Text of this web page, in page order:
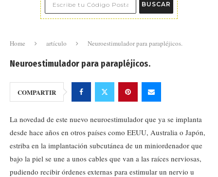
BUSCAR
Home artículo Neuroestimulador para parapléjicos.
Neuroestimulador para parapléjicos.
COMPARTIR
La novedad de este nuevo neuroestimulador que ya se implanta
desde hace años en otros países como EEUU, Australia o Japón,
estriba en la implantación subcutánea de un miniordenador que
bajo la piel se une a unos cables que van a las raíces nerviosas,
pudiendo recibir órdenes externas para estimular un nervio u